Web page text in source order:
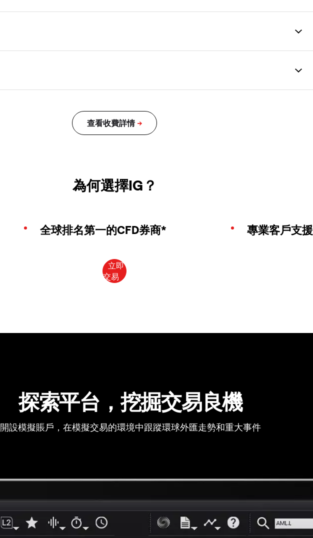
為何選擇IG？
全球排名第一的CFD券商* 專業客戶支援
探索平台，挖掘交易良機
開設模擬賬戶，在模擬交易的環境中跟蹤環球外匯走勢和重大事件